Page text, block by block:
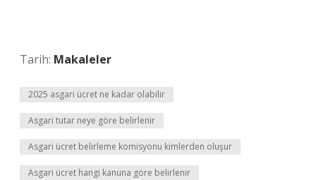
Tarih: Makaleler
2025 asgari ücret ne kadar olabilir
Asgari tutar neye göre belirlenir
Asgari ücret belirleme komisyonu kimlerden oluşur
Asgari ücret hangi kanuna göre belirlenir